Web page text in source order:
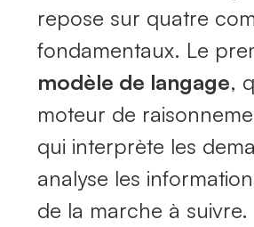
repose sur quatre
fondamentaux. Le
modèle de langage,
moteur de
qui interprète les
analyse les
de la marche à suivre.